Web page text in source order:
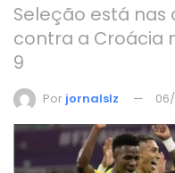
Seleção está
contra a Croácia
9
Por jornalslz